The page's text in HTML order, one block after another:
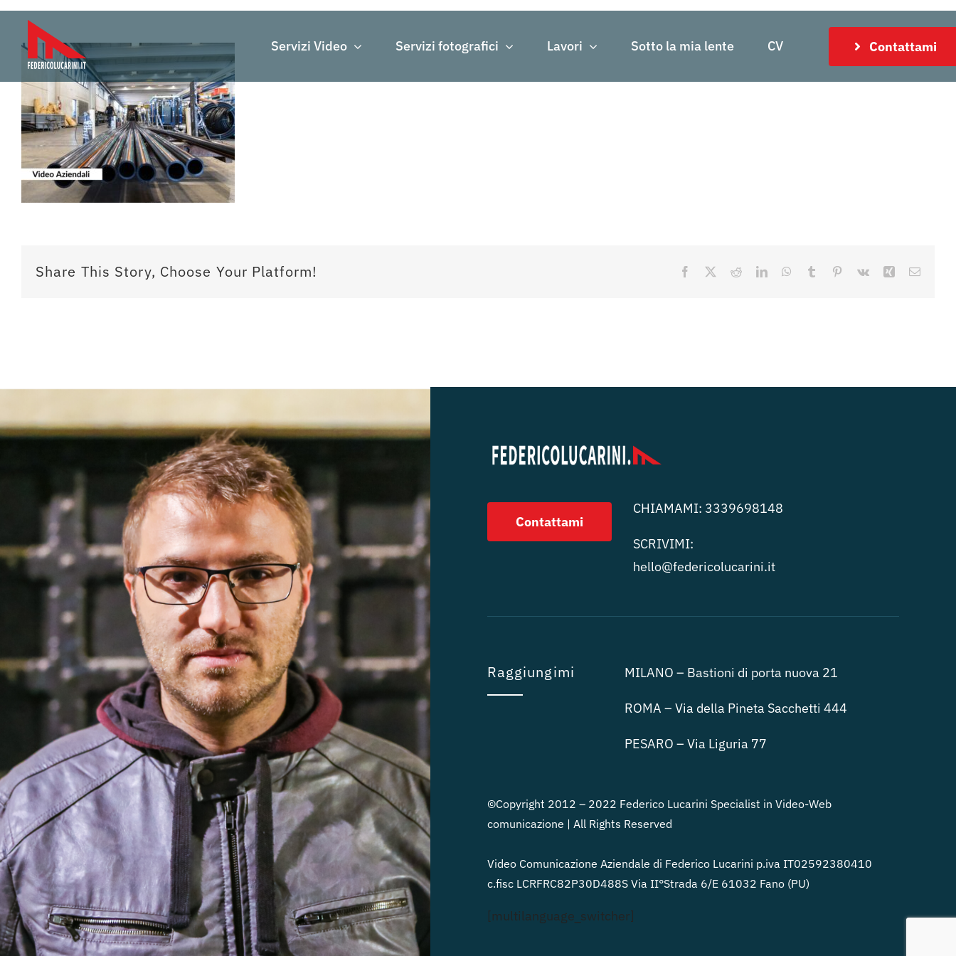
Salta
contenuto
Servizi Video Servizi fotografici Lavori Sotto la mia lente CV Contattami
Share This Story, Choose Your Platform! Facebook RedditLinkedInWhatsApp
Tumblr Pinterest
Vk Xing Email
Contattami
CHIAMAMI: 3339698148
SCRIVIMI:
hello@federicolucarini.it
Raggiungimi MILANO – Bastioni di porta nuova 21
ROMA – Via della Pineta Sacchetti 444
PESARO – Via Liguria 77
©Copyright 2012 – 2022 Federico Lucarini Specialist in Video-Web
comunicazione | All Rights Reserved
Video Comunicazione Aziendale di Federico Lucarini p.iva IT02592380410
c.fisc LCRFRC82P30D488S Via II°Strada 6/E 61032 Fano (PU)
[multilanguage_switcher]